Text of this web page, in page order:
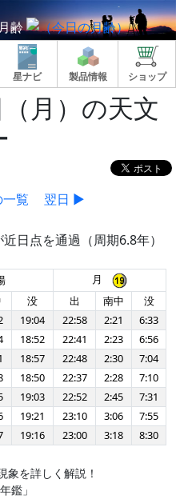
月齢
星ナビ 製品情報 ショップ
月）の天文
覧 翌日 ▶
日点を通過（周期6.8年）
月
没 出 南中
没
19:04 22:58 2:21
6:33
18:52 22:41 2:23
6:56
18:57 22:48 2:30
7:04
18:50 22:37 2:28
7:10
19:03 22:52 2:45
7:31
19:21 23:10 3:06
7:55
19:16 23:00 3:18 8:30
象を詳しく解説！
鑑」